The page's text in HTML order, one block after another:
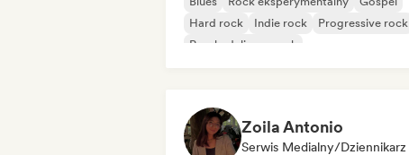
Hard rock
Indie rock
Progressive rock
Psychedeliczny rock
Zoila Antonio
Serwis Medialny/Dziennikarz